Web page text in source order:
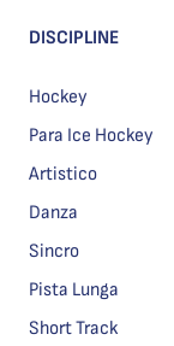
DISCIPLINE
Hockey
Para Ice Hockey
Artistico
Danza
Sincro
Pista Lunga
Short Track